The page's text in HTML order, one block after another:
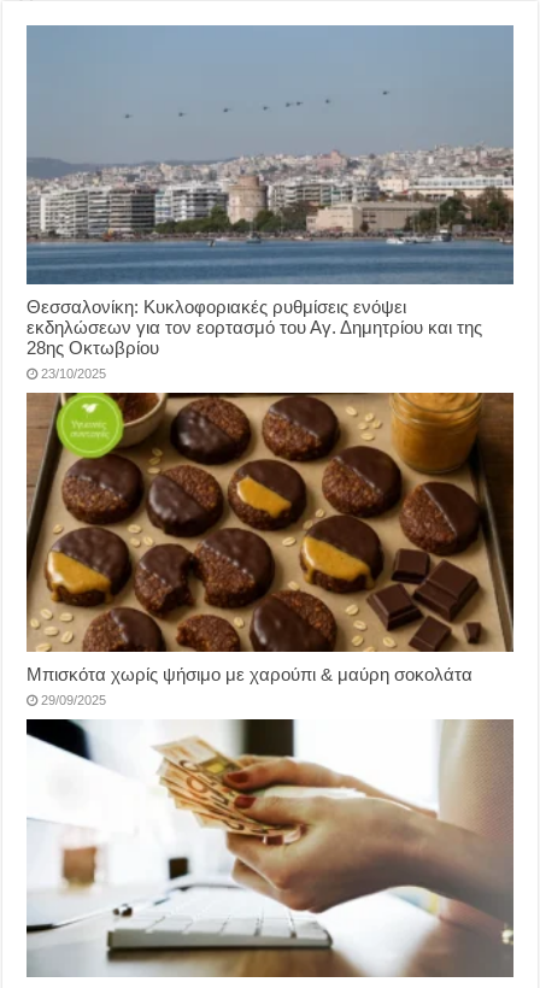
Θεσσαλονίκη: Κυκλοφοριακές ρυθμίσεις ενόψει
εκδηλώσεων για τον εορτασμό του Αγ. Δημητρίου και της
28ης Οκτωβρίου
23/10/2025
Μπισκότα χωρίς ψήσιμο με χαρούπι & μαύρη σοκολάτα
29/09/2025